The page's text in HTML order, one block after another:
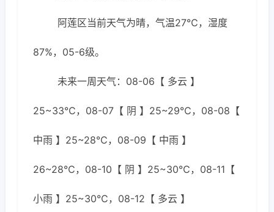
阿莲区当前天气为晴，气温27℃，湿度
87%，05-6级。
未来一周天气：08-06【 多云 】
25~33℃，08-07【 阴 】25~29℃，08-08【
中雨 】25~28℃，08-09【 中雨 】
26~28℃，08-10【 阴 】25~30℃，08-11【
小雨 】25~30℃，08-12【 多云 】